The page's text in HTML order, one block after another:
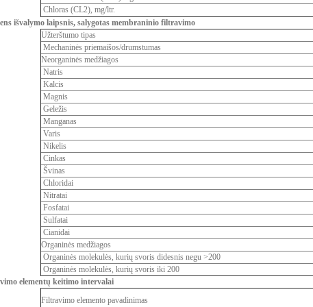
Chloras (CL2), mg/ltr.
išvalymo laipsnis, salygotas membraninio filtravimo
Užterštumo tipas
Mechaninės priemaišos/drumstumas
Neorganinės medžiagos
Natris
Kalcis
Magnis
Geležis
Manganas
Varis
Nikelis
Cinkas
Švinas
Chloridai
Nitratai
Fosfatai
Sulfatai
Cianidai
Organinės medžiagos
Organinės molekulės, kurių svoris didesnis negu >200
Organinės molekulės, kurių svoris iki 200
elementų keitimo intervalai
Filtravimo elemento pavadinimas